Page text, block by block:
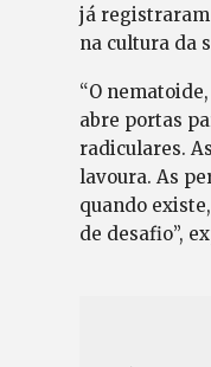
já
na cultura da
“O
abre portas
radiculares.
lavoura. As
quando
de desafio”,